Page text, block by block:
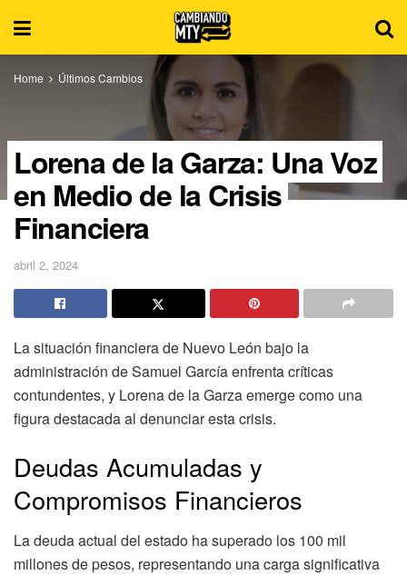
Home Últimos Cambios
Lorena de la Garza: Una Voz
en Medio de la Crisis
Financiera
abril 2, 2024
La situación financiera de Nuevo León bajo la
administración de Samuel García enfrenta críticas
contundentes, y Lorena de la Garza emerge como una
figura destacada al denunciar esta crisis.
Deudas Acumuladas y
Compromisos Financieros
La deuda actual del estado ha superado los 100 mil
millones de pesos, representando una carga significativa